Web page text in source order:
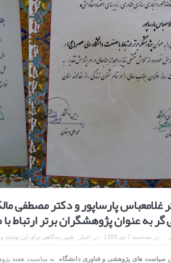
غلامعباس پارساپور و دکتر مصطفی
به عنوان پژوهشگران برتر ارتباط
در سه‌شنبه 7 دی 1395 در: اخبار هنوز دیدگاهی برای این نوشته
سیاست های پژوهشی و فناوری دانشگاه
به مناسبت هفته